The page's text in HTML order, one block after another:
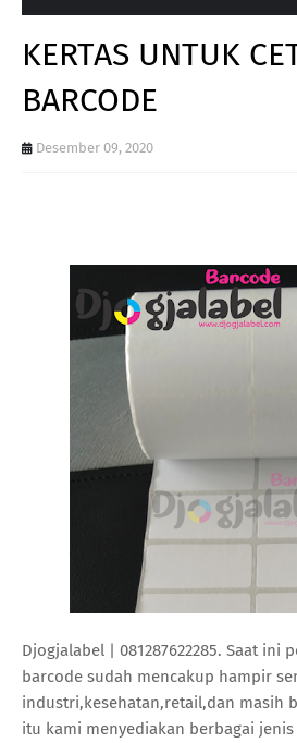
KERTAS UNTUK
BARCODE
Desember 09, 2020
Djogjalabel | 081287622285. Saat ini
barcode sudah mencakup hampir
industri,kesehatan,retail,dan masih
itu kami menyediakan berbagai